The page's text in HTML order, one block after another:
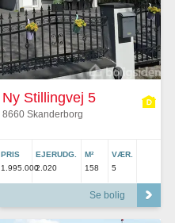
Ny Stillingvej 5
8660 Skanderborg
PRIS
1.995.000
EJERUDG.
2.020
M²
158
VÆR.
5
Se bolig